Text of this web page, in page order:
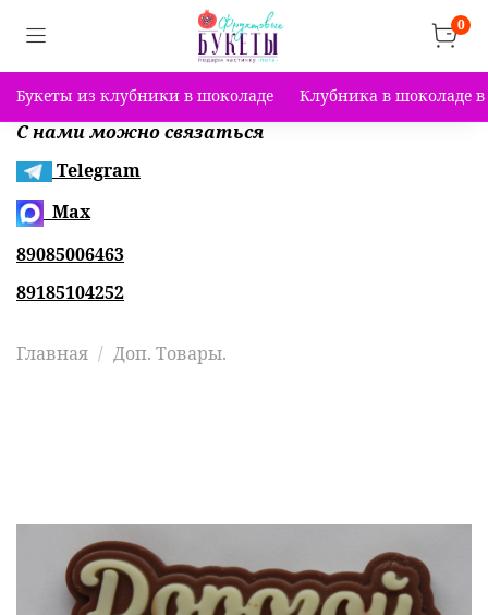
0
Букеты из клубники в шоколаде Клубника в шоколаде в
С нами можно связаться
Telegram
Max
89085006463
89185104252
Главная Доп. Товары.